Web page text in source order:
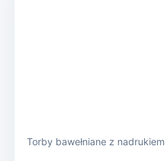
Torby bawełniane z nadrukiem